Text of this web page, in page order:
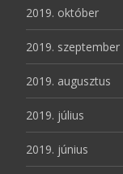
2019. október
2019. szeptember
2019. augusztus
2019. július
2019. június